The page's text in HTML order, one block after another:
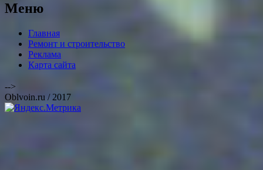
Меню
Главная
Ремонт и строительство
Реклама
Карта сайта
-->
Oblvoin.ru / 2017